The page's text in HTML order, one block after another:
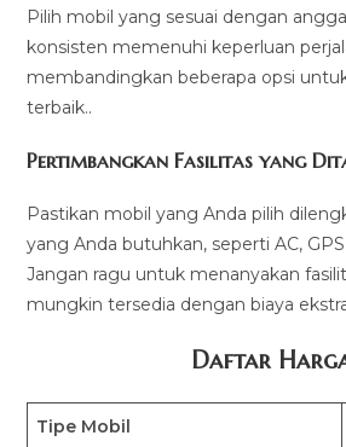
Pilih mobil yang sesuai dengan
konsisten memenuhi keperluan
membandingkan beberapa opsi
terbaik..
Pertimbangkan Fasilitas yang
Pastikan mobil yang Anda pilih
yang Anda butuhkan, seperti AC,
Jangan ragu untuk menanyakan
mungkin tersedia dengan biaya
Daftar
Tipe Mobil